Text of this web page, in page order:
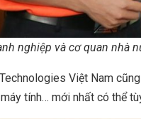
nghiệp và cơ quan nhà
Việt Nam
tính… mới nhất có thể